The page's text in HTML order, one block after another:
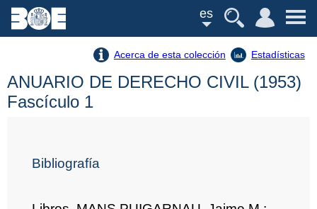
es
Acerca de esta colección Estadísticas
ANUARIO DE DERECHO CIVIL (1953)
Fascículo 1
Bibliografía